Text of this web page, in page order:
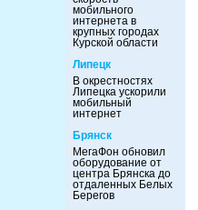
мобильного
интернета в
крупных городах
Курской области
Липецк
В окрестностях
Липецка ускорили
мобильный
интернет
Брянск
МегаФон обновил
оборудование от
центра Брянска до
отдаленных Белых
Берегов